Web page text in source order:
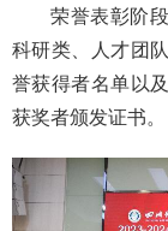
荣誉表彰阶
科研类、人才团
誉获得者名单以
获奖者颁发证书。